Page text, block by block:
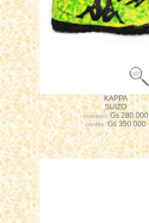
KAPPA
SUIZO
contado:Gs 280.000
credito:Gs 350.000